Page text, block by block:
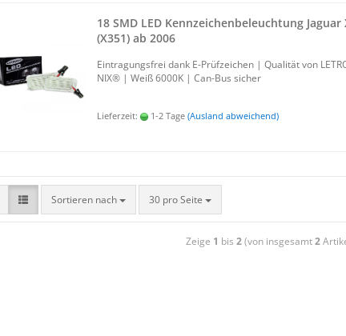
18 SMD LED Kenn­zei­chen­be­leuch­tung Ja­gu­ar
(X351) ab 2006
Ein­tra­gungs­frei dank E-​Prüfzeichen | Qua­li­tät von
NIX® | Weiß 6000K | Can-​Bus si­cher
Lieferzeit: 1-2 Tage (Ausland abweichend)
Sortieren nach 30 pro Seite
Zeige 1 bis 2(von insgesamt2